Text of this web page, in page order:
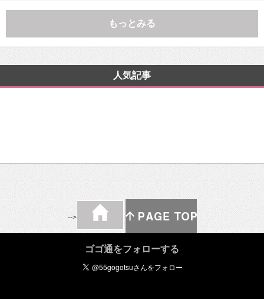
もっとみる
人気記事
-->
ゴゴ通をフォローする